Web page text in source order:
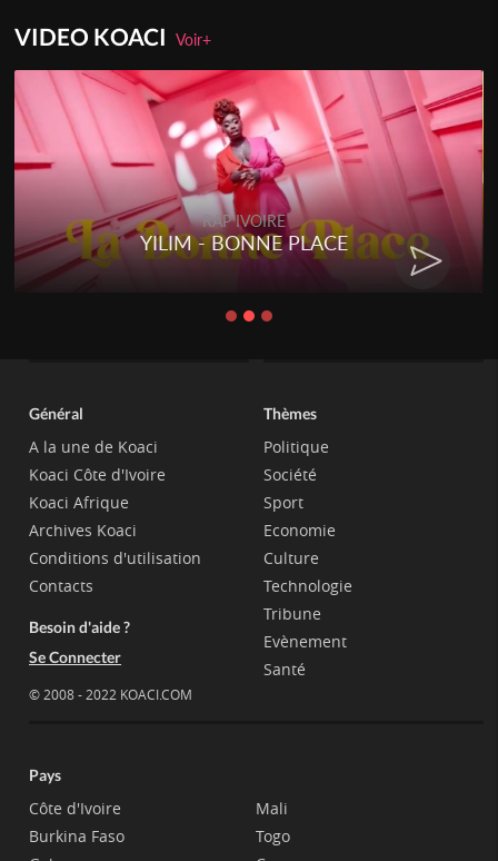
VIDEO KOACIVoir+
RAP IVOIRE
YILIM - BONNE PLACE
Général
A la une de Koaci
Koaci Côte d'Ivoire
Koaci Afrique
Archives Koaci
Conditions d'utilisation
Contacts
Besoin d'aide ?
Se Connecter
© 2008 - 2022 KOACI.COM
Thèmes
Politique
Société
Sport
Economie
Culture
Technologie
Tribune
Evènement
Santé
Pays
Côte d'Ivoire
Burkina Faso
Mali
Togo